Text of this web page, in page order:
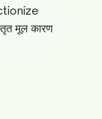
मूल कारण